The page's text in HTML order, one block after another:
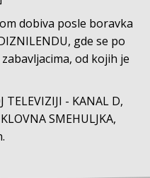
dobiva posle boravka
gde se po
od kojih je
TELEVIZIJI - KANAL D,
SMEHULJKA,